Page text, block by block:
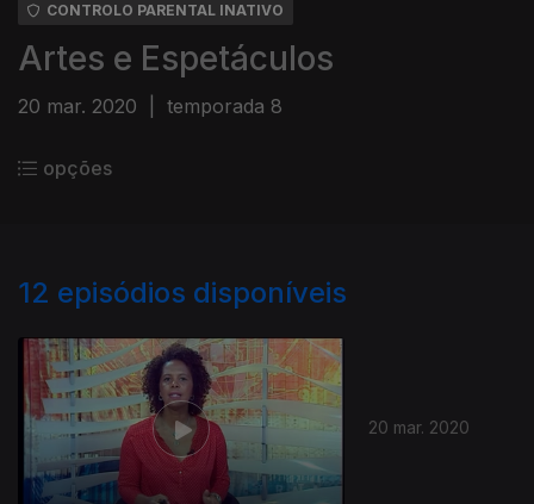
CONTROLO PARENTAL INATIVO
Artes e Espetáculos
20 mar. 2020 temporada 8
opções
12 episódios disponíveis
20 mar. 2020